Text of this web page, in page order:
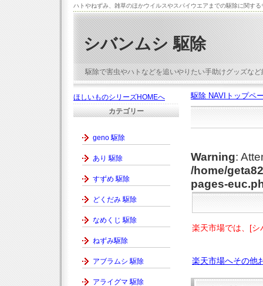
ハトやねずみ、雑草のほかウイルスやスパイウエアまでの駆除に関する
シバンムシ 駆除
駆除で害虫やハトなどを追いやりたい手助けグッズな
駆除 NAVIトップペ
Warning:
/home/
pages-
楽天市場では、[
楽天市場へその他
ほしいものシリーズHOMEへ
カテゴリー
geno 駆除
あり 駆除
すずめ 駆除
どくだみ 駆除
なめくじ 駆除
ねずみ駆除
アブラムシ 駆除
アライグマ 駆除